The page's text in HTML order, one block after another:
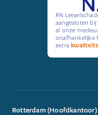
RN
aangesloten bij
al onze
onafhankelijke
extra
Rotterdam (Hoofdkantoor)